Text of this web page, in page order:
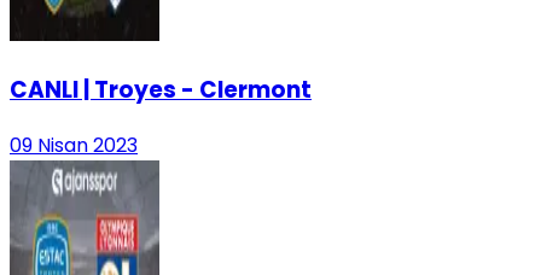
CANLI | Troyes - Clermont
09 Nisan 2023